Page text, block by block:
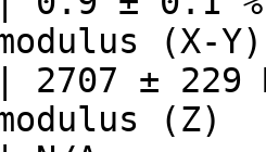
modulus
2707 ± 229
modulus